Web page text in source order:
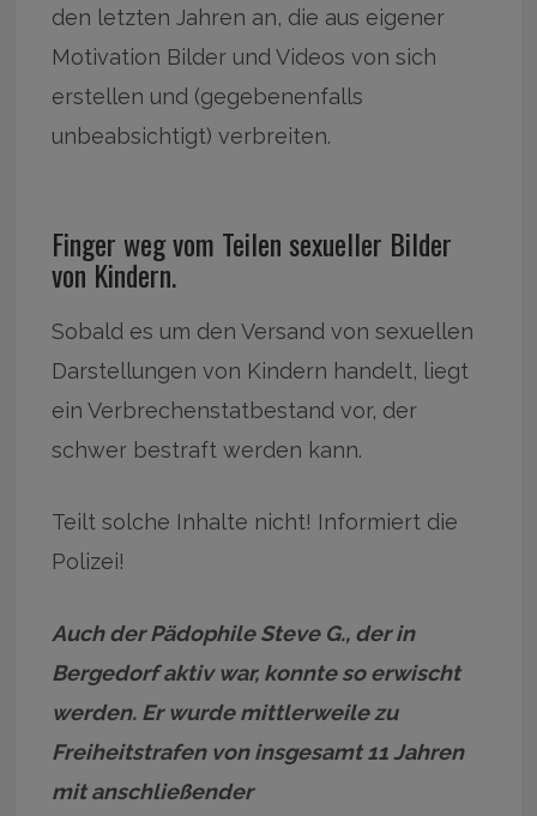
den letzten Jahren an, die aus eigener
Motivation Bilder und Videos von sich
erstellen und (gegebenenfalls
unbeabsichtigt) verbreiten.
Finger weg vom Teilen sexueller Bilder
von Kindern.
Sobald es um den Versand von sexuellen
Darstellungen von Kindern handelt, liegt
ein Verbrechenstatbestand vor, der
schwer bestraft werden kann.
Teilt solche Inhalte nicht! Informiert die
Polizei!
Auch der Pädophile Steve G., der in
Bergedorf aktiv war, konnte so erwischt
werden. Er wurde mittlerweile zu
Freiheitstrafen von insgesamt 11 Jahren
mit anschließender